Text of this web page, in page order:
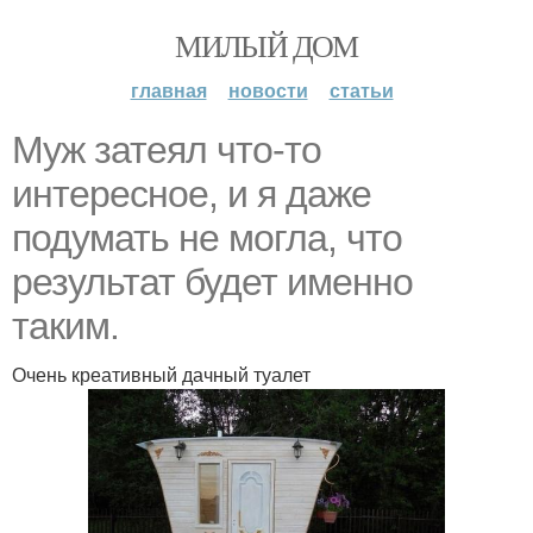
МИЛЫЙ ДОМ
главная новости статьи
Муж затеял что-то
интересное, и я даже
подумать не могла, что
результат будет именно
таким.
Очень креативный дачный туалет